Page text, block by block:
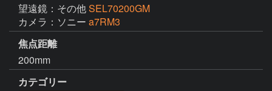
望遠鏡：その他SEL70200GM
カメラ：ソニー a7RM3
焦点距離
200mm
カテゴリー